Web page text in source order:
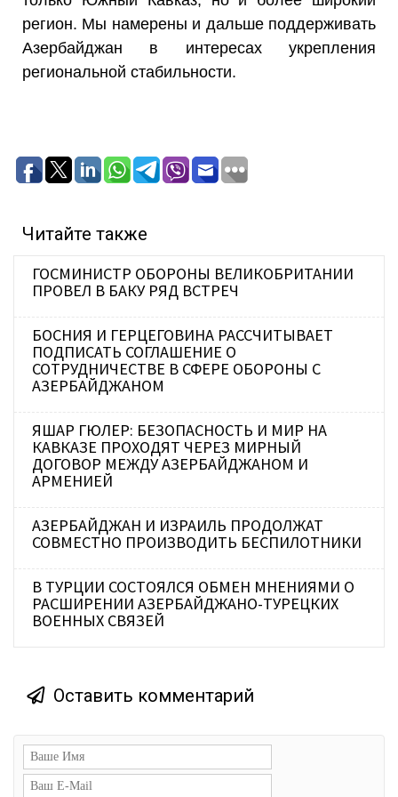
регион. Мы намерены и дальше поддерживать
Азербайджан в интересах укрепления
региональной стабильности.
Читайте также
ГОСМИНИСТР ОБОРОНЫ ВЕЛИКОБРИТАНИИ
ПРОВЕЛ В БАКУ РЯД ВСТРЕЧ
БОСНИЯ И ГЕРЦЕГОВИНА РАССЧИТЫВАЕТ
ПОДПИСАТЬ СОГЛАШЕНИЕ О
СОТРУДНИЧЕСТВЕ В СФЕРЕ ОБОРОНЫ С
АЗЕРБАЙДЖАНОМ
ЯШАР ГЮЛЕР: БЕЗОПАСНОСТЬ И МИР НА
КАВКАЗЕ ПРОХОДЯТ ЧЕРЕЗ МИРНЫЙ
ДОГОВОР МЕЖДУ АЗЕРБАЙДЖАНОМ И
АРМЕНИЕЙ
АЗЕРБАЙДЖАН И ИЗРАИЛЬ ПРОДОЛЖАТ
СОВМЕСТНО ПРОИЗВОДИТЬ БЕСПИЛОТНИКИ
В ТУРЦИИ СОСТОЯЛСЯ ОБМЕН МНЕНИЯМИ О
РАСШИРЕНИИ АЗЕРБАЙДЖАНО-ТУРЕЦКИХ
ВОЕННЫХ СВЯЗЕЙ
Оставить комментарий